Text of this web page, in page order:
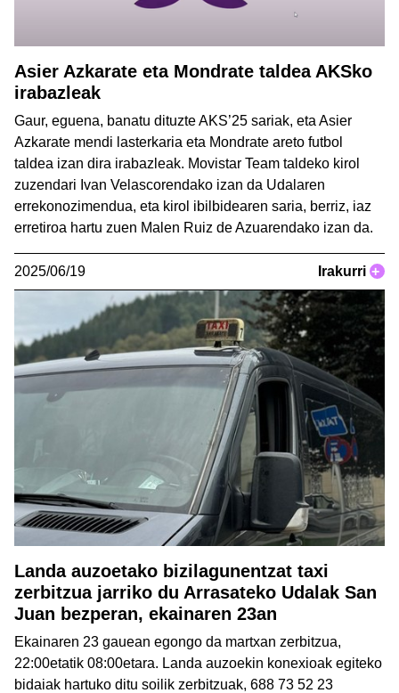
Asier Azkarate eta Mondrate taldea AKSko
irabazleak
Gaur, eguena, banatu dituzte AKS’25 sariak, eta Asier
Azkarate mendi lasterkaria eta Mondrate areto futbol
taldea izan dira irabazleak. Movistar Team taldeko kirol
zuzendari Ivan Velascorendako izan da Udalaren
errekonozimendua, eta kirol ibilbidearen saria, berriz, iaz
erretiroa hartu zuen Malen Ruiz de Azuarendako izan da.
2025/06/19 Irakurri +
Landa auzoetako bizilagunentzat taxi
zerbitzua jarriko du Arrasateko Udalak San
Juan bezperan, ekainaren 23an
Ekainaren 23 gauean egongo da martxan zerbitzua,
22:00etatik 08:00etara. Landa auzoekin konexioak egiteko
bidaiak hartuko ditu soilik zerbitzuak, 688 73 52 23